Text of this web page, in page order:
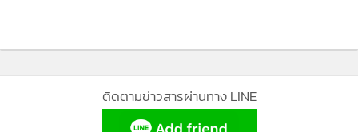
การเลือก “บิวกิ้น–พีพี” มารับหน้าที่พรีเซ็นเตอร์ในครั้งนี้ ถือ
ด้านผลิตภัณฑ์ของบริษัทฯ มาก่อน โดยครั้งนี้เป็นการปรับ
บทบาทจากการสื่อสารเรื่อง “ความคุ้มครอง” ไปสู่การสะท้อน
“ไลฟ์สไตล์และประสบการณ์” ของการเป็นลูกค้าเมืองไทย
ประกันชีวิต ผ่านเมืองไทยสไมล์คลับ ด้วยภาพลักษณ์ที่สดใส เข้า
ติดตามข่าวสารผ่านทาง LINE